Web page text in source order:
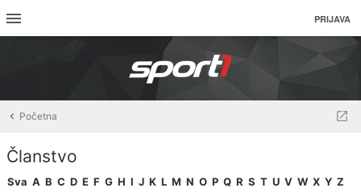
PRIJAVA
Početna
Članstvo
Sva A B C D E F G H I J K L M N O P Q R S T U V W X Y Z